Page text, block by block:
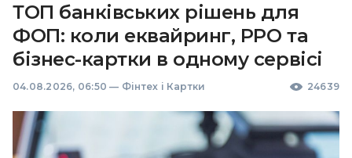
ТОП банківських рішень для
ФОП: коли еквайринг, РРО та
бізнес-картки в одному сервісі
04.08.2026, 06:50 — Фінтех і Картки 24639